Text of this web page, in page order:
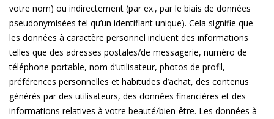
CONTACT
votre nom) ou indirectement (par ex., par le biais de données
pseudonymisées tel qu’un identifiant unique). Cela signifie que
les données à caractère personnel incluent des informations
telles que des adresses postales/de messagerie, numéro de
téléphone portable, nom d’utilisateur, photos de profil,
préférences personnelles et habitudes d’achat, des contenus
générés par des utilisateurs, des données financières et des
informations relatives à votre beauté/bien-être. Les données à